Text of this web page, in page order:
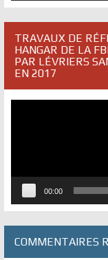
TRAVAUX DE
HANGAR DE LA
PAR LÉVRIERS
EN 2017
00:00
COMMENTAIRES